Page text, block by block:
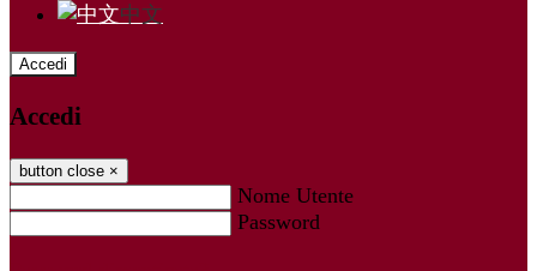
中文
Accedi
Accedi
button close ×
Nome Utente
Password